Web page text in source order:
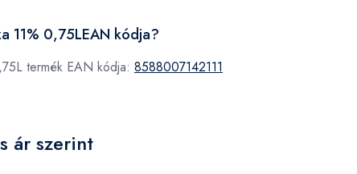
11% 0,75LEAN kódja?
termék EAN kódja: 8588007142111
ár szerint